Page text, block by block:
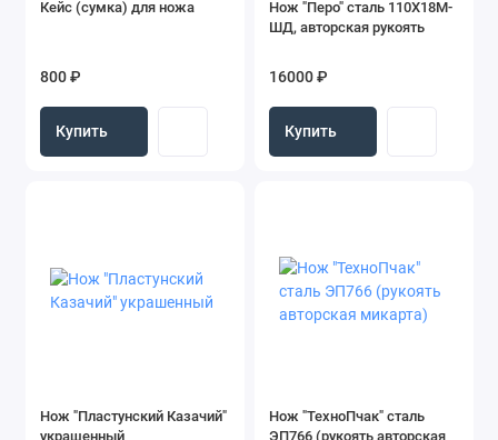
Кейс (сумка) для ножа
800 ₽
Купить
Нож "Перо" сталь 110Х18М-
ШД, авторская рукоять
16000 ₽
Купить
Нож "Пластунский Казачий"
украшенный
Нож "ТехноПчак" сталь
ЭП766 (рукоять авторская